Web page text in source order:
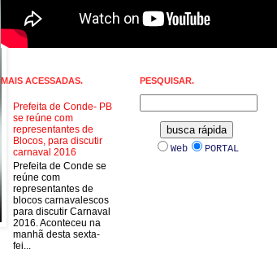
MAIS ACESSADAS.
Prefeita de Conde- PB
se reúne com
representantes de
Blocos, para discutir
carnaval 2016
Prefeita de Conde se
reúne com
representantes de
blocos carnavalescos
para discutir Carnaval
2016. Aconteceu na
manhã desta sexta-
fei...
PESQUISAR.
Web PORTAL